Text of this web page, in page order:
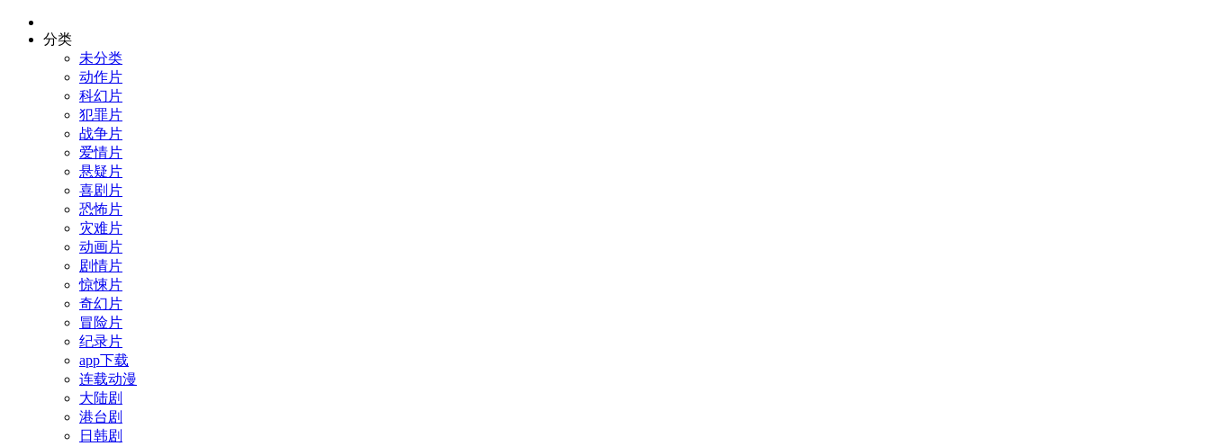
分类
未分类
动作片
科幻片
犯罪片
战争片
爱情片
悬疑片
喜剧片
恐怖片
灾难片
动画片
剧情片
惊悚片
奇幻片
冒险片
纪录片
app下载
连载动漫
大陆剧
港台剧
日韩剧